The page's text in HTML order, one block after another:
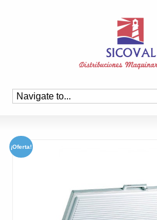
¡Oferta!